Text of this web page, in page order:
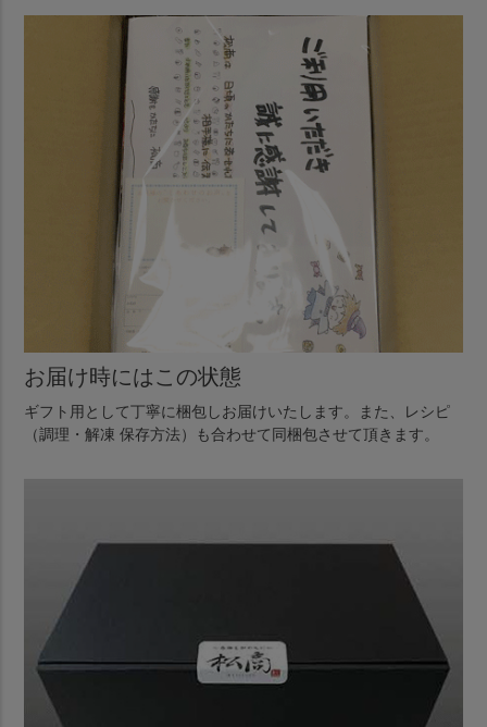
お届け時にはこの状態
ギフト用として丁寧に梱包しお届けいたします。また、レシピ
（調理・解凍 保存方法）も合わせて同梱包させて頂きます。